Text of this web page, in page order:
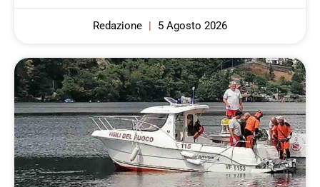
Redazione 5 Agosto 2026